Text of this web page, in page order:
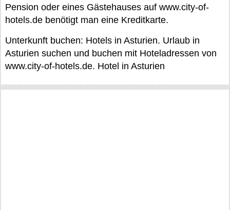
Pension oder eines Gästehauses auf www.city-of-
hotels.de benötigt man eine Kreditkarte.
Unterkunft buchen: Hotels in Asturien. Urlaub in
Asturien suchen und buchen mit Hoteladressen von
www.city-of-hotels.de. Hotel in Asturien